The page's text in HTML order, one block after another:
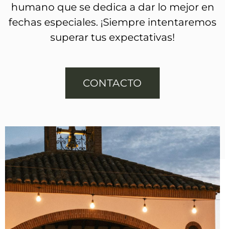
humano que se dedica a dar lo mejor en
fechas especiales. ¡Siempre intentaremos
superar tus expectativas!
CONTACTO